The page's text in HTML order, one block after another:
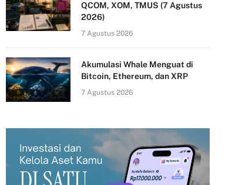
QCOM, XOM, TMUS (7 Agustus
2026)
7 Agustus 2026
Akumulasi Whale Menguat di
Bitcoin, Ethereum, dan XRP
7 Agustus 2026